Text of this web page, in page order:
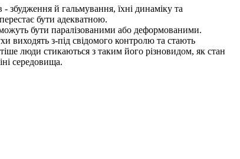
збудження й гальмування, їхні динаміку та
бути адекватною.
бути паралізованими або деформованими.
виходять з-під свідомого контролю та стають
люди стикаються з таким його різновидом, як стан
середовища.